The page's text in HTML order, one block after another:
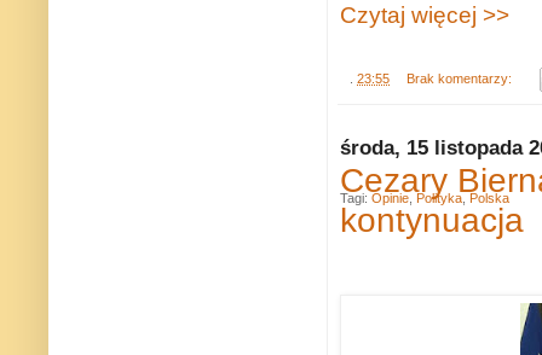
Czytaj więcej >>
23:55 Brak komentarzy:
środa, 15 listopada
Cezary
kontynuacja
Tagi: Opinie Polityka Polska